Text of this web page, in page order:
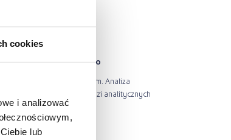
cookies
i analizować
lub
Analityka Biznesowego
ze zdobytym materiałem. Analiza
różnych narzędzi analitycznych
użycia.